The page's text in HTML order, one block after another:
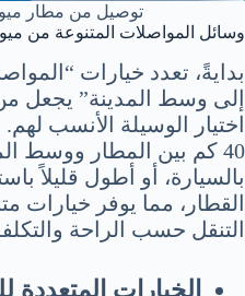
توصيل من مطار
وسائل المواصلات المتنوعة من
بدايةً، تعدد خيارات
إلى وسط المدينة” يجعل
اختيار الوسيلة الأنسب
بالسيارة، أو أطول قليلاً
القطار، مما يوفر خيارات
التنقل حسب الراحة
الخيارات المتعددة